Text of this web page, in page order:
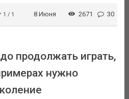
1 / 1 8 Июня 2671 30
продолжать играть,
нужно